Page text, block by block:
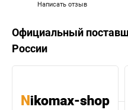
Написать отзыв
Официальный
России